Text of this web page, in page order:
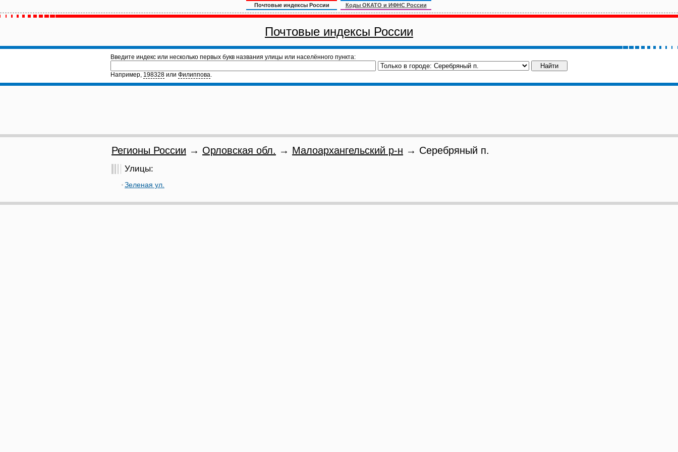
Почтовые индексы России Коды ОКАТО и ИФНС России
Почтовые индексы России
Введите индекс или несколько первых букв названия улицы или населённого пункта:
Например, 198328 или Филиппова.
Регионы России → Орловская обл. → Малоархангельский р-н → Серебряный п.
Улицы:
Зеленая ул.